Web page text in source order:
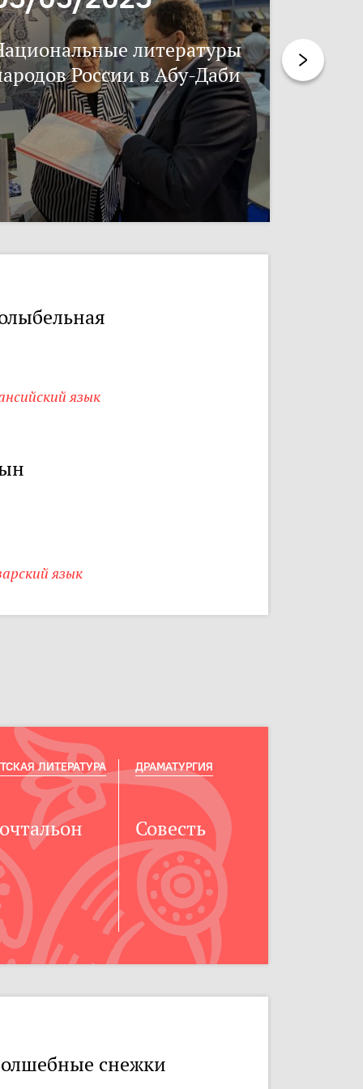
литературы
России в Абу-Даби
язык
язык
ЛИТЕРАТУРА
Совесть
ДРАМАТУРГИЯ
снежки